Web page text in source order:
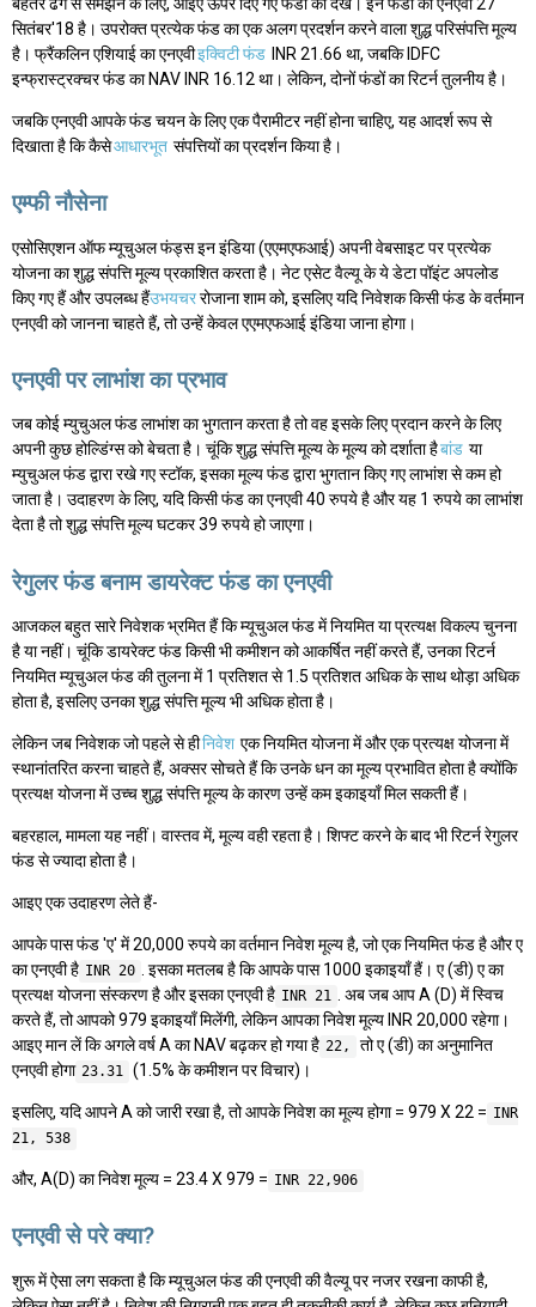
सितंबर'18 है। उपरोक्त प्रत्येक फंड का एक अलग प्रदर्शन करने वाला शुद्ध परिसंपत्ति मूल्य
है। फ्रैंकलिन एशियाई का एनएवीइक्विटी फंड
INR 21.66 था, जबकि IDFC
इन्फ्रास्ट्रक्चर फंड का NAV INR 16.12 था। लेकिन, दोनों फंडों का रिटर्न तुलनीय है।
जबकि एनएवी आपके फंड चयन के लिए एक पैरामीटर नहीं होना चाहिए, यह आदर्श रूप से
दिखाता है कि कैसेआधारभूत संपत्तियों का प्रदर्शन किया है।
एम्फी नौसेना
एसोसिएशन ऑफ म्यूचुअल फंड्स इन इंडिया (एएमएफआई) अपनी वेबसाइट पर प्रत्येक
योजना का शुद्ध संपत्ति मूल्य प्रकाशित करता है। नेट एसेट वैल्यू के ये डेटा पॉइंट अपलोड
किए गए हैं और उपलब्ध हैंउभयचररोजाना शाम को, इसलिए यदि निवेशक किसी फंड के वर्तमान
एनएवी को जानना चाहते हैं, तो उन्हें केवल एएमएफआई इंडिया जाना होगा।
एनएवी पर लाभांश का प्रभाव
जब कोई म्युचुअल फंड लाभांश का भुगतान करता है तो वह इसके लिए प्रदान करने के लिए
अपनी कुछ होल्डिंग्स को बेचता है। चूंकि शुद्ध संपत्ति मूल्य के मूल्य को दर्शाता हैबांड या
म्युचुअल फंड द्वारा रखे गए स्टॉक, इसका मूल्य फंड द्वारा भुगतान किए गए लाभांश से कम हो
जाता है। उदाहरण के लिए, यदि किसी फंड का एनएवी 40 रुपये है और यह 1 रुपये का लाभांश
देता है तो शुद्ध संपत्ति मूल्य घटकर 39 रुपये हो जाएगा।
रेगुलर फंड बनाम डायरेक्ट फंड का एनएवी
आजकल बहुत सारे निवेशक भ्रमित हैं कि म्यूचुअल फंड में नियमित या प्रत्यक्ष विकल्प चुनना
है या नहीं। चूंकि डायरेक्ट फंड किसी भी कमीशन को आकर्षित नहीं करते हैं, उनका रिटर्न
नियमित म्यूचुअल फंड की तुलना में 1 प्रतिशत से 1.5 प्रतिशत अधिक के साथ थोड़ा अधिक
होता है, इसलिए उनका शुद्ध संपत्ति मूल्य भी अधिक होता है।
लेकिन जब निवेशक जो पहले से हीनिवेश एक नियमित योजना में और एक प्रत्यक्ष योजना में
स्थानांतरित करना चाहते हैं, अक्सर सोचते हैं कि उनके धन का मूल्य प्रभावित होता है क्योंकि
प्रत्यक्ष योजना में उच्च शुद्ध संपत्ति मूल्य के कारण उन्हें कम इकाइयाँ मिल सकती हैं।
बहरहाल, मामला यह नहीं। वास्तव में, मूल्य वही रहता है। शिफ्ट करने के बाद भी रिटर्न रेगुलर
फंड से ज्यादा होता है।
आइए एक उदाहरण लेते हैं-
आपके पास फंड 'ए' में 20,000 रुपये का वर्तमान निवेश मूल्य है, जो एक नियमित फंड है और ए
का एनएवी है INR 20 . इसका मतलब है कि आपके पास 1000 इकाइयाँ हैं। ए (डी) ए का
प्रत्यक्ष योजना संस्करण है और इसका एनएवी है INR 21 . अब जब आप A (D) में स्विच
करते हैं, तो आपको 979 इकाइयाँ मिलेंगी, लेकिन आपका निवेश मूल्य INR 20,000 रहेगा।
आइए मान लें कि अगले वर्ष A का NAV बढ़कर हो गया है 22,
तो ए (डी) का अनुमानित
एनएवी होगा 23.31 (1.5% के कमीशन पर विचार)।
इसलिए, यदि आपने A को जारी रखा है, तो आपके निवेश का मूल्य होगा = 979 X 22 = INR
21, 538
और, A(D) का निवेश मूल्य = 23.4 X 979 = INR 22,906
एनएवी से परे क्या?
शुरू में ऐसा लग सकता है कि म्यूचुअल फंड की एनएवी की वैल्यू पर नजर रखना काफी है,